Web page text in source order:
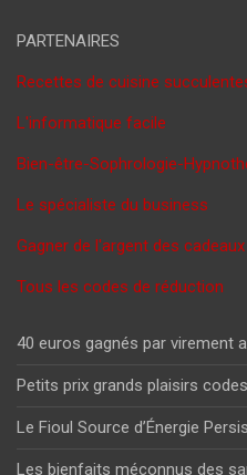
PARTENAIRES
Recettes de cuisine
L'informatique facile
Bien-être-Sophrologie-
Le spécialiste du business
Gagner de l'argent des cadeaux
Tous les codes de réduction
40 euros gagnés par virement
Petits prix grands plaisirs
Le Fioul Source d’Énergie
Les bienfaits méconnus des